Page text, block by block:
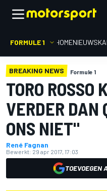
FORMULE 1 HOMENIEUWS
BREAKING NEWS Formule 1
TORO ROSSO
VERDER
ONS NIET"
René Fagnan
Bewerkt: 29 apr 2017, 17:03
TOEVOEGEN